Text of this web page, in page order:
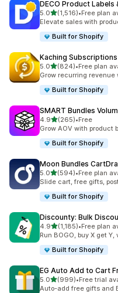
DECO Product Labels
5.05つ星中
(1,516)
合計レビュー数：1516件
•Free plan
Elevate sales with
Built for Shopify
Kaching
5.05つ星中
(824)
合計レビュー数：824件
•Free plan
Grow recurring
Built for Shopify
SMART Bundles
4.95つ星中
(265)
合計レビュー数：265件
•Free
Grow AOV with product
Built for Shopify
Moon Bundles
5.05つ星中
(594)
合計レビュー数：594件
•Free plan
Slide cart, free gifts,
Built for Shopify
Discounty: Bulk
4.95つ星中
(1,185)
合計レビュー数：1185件
•Free plan
Run BOGO, buy X get
Built for Shopify
EG Auto Add to Cart
5.05つ星中
(999)
合計レビュー数：999件
•Free trial
Auto-add free gifts and